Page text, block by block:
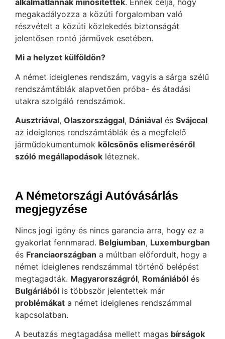
megakadályozza a közúti forgalomban való
részvételt a közúti közlekedés biztonságát
jelentősen rontó járművek esetében.
Mi a helyzet külföldön?
A német ideiglenes rendszám, vagyis a sárga szélű
rendszámtáblák alapvetően próba- és átadási
utakra szolgáló rendszámok.
Ausztriával, Olaszországgal, Dániával és Svájccal
az ideiglenes rendszámtáblák és a megfelelő
járműdokumentumok kölcsönös elismeréséről
szóló megállapodások léteznek.
A Németországi Autóvásárlás
megjegyzése
Nincs jogi igény és nincs garancia arra, hogy ez a
gyakorlat fennmarad. Belgiumban, Luxemburgban
és Franciaországban a múltban előfordult, hogy a
német ideiglenes rendszámmal történő belépést
megtagadták. Magyarországról, Romániából és
Bulgáriából is többször jelentettek már
problémákat a német ideiglenes rendszámmal
kapcsolatban.
A beutazás megtagadása mellett magas bírságok